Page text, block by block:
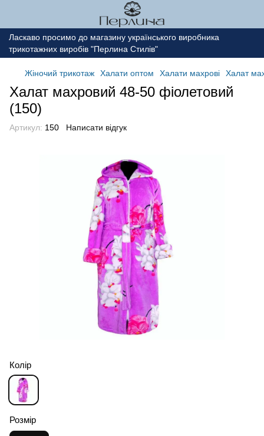
Ласкаво просимо до магазину українського виробника
трикотажних виробів "Перлина Стилів"
Жіночий трикотаж Халати оптом Халати махрові Халат
Халат махровий 48-50 фіолетовий
(150)
Артикул: 150 Написати відгук
Колір
Розмір